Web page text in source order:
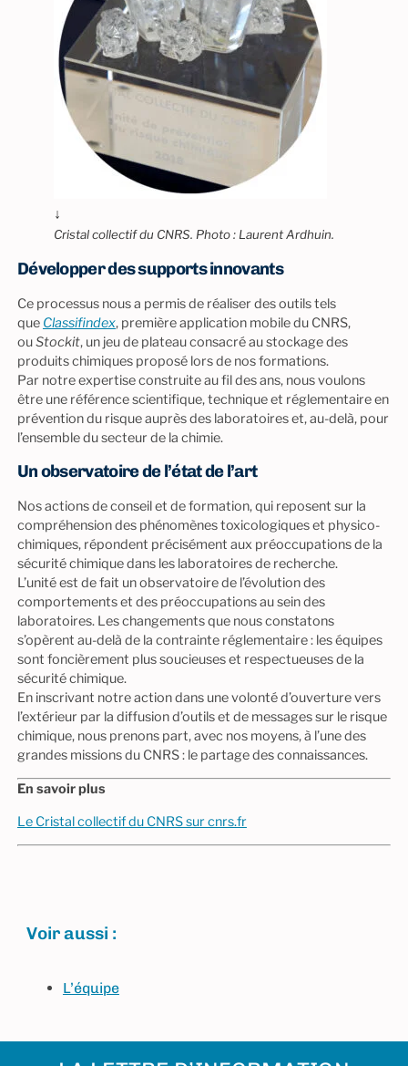
↓
Cristal collectif du CNRS. Photo : Laurent Ardhuin.
Développer des supports innovants
Ce processus nous a permis de réaliser des outils tels
que Classifindex, première application mobile du CNRS,
ouStockit, un jeu de plateau consacré au stockage des
produits chimiques proposé lors de nos formations.
Par notre expertise construite au fil des ans, nous voulons
être une référence scientifique, technique et réglementaire en
prévention du risque auprès des laboratoires et, au-delà, pour
l’ensemble du secteur de la chimie.
Un observatoire de l’état de l’art
Nos actions de conseil et de formation, qui reposent sur la
compréhension des phénomènes toxicologiques et physico-
chimiques, répondent précisément aux préoccupations de la
sécurité chimique dans les laboratoires de recherche.
L’unité est de fait un observatoire de l’évolution des
comportements et des préoccupations au sein des
laboratoires. Les changements que nous constatons
s’opèrent au-delà de la contrainte réglementaire : les équipes
sont foncièrement plus soucieuses et respectueuses de la
sécurité chimique.
En inscrivant notre action dans une volonté d’ouverture vers
l’extérieur par la diffusion d’outils et de messages sur le risque
chimique, nous prenons part, avec nos moyens, à l’une des
grandes missions du CNRS : le partage des connaissances.
En savoir plus
Le Cristal collectif du CNRS sur cnrs.fr
Voir aussi :
L’équipe